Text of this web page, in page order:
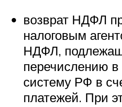
возврат НДФЛ
налоговым
НДФЛ,
перечислению
систему РФ в
платежей. При